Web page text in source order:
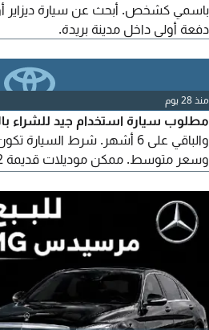
باسمي كشخص. أبحث عن سيارة ديزاير
دفعة أولى داخل مدينة بريدة.
منذ 28 يوم
مطلوب سيارة استخدام جيد للشراء
والباقي على 6 أشهر. شرط